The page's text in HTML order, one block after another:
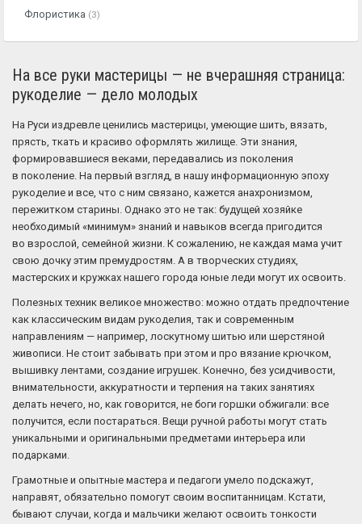
Флористика (3)
На все руки мастерицы — не вчерашняя страница:
рукоделие — дело молодых
На Руси издревле ценились мастерицы, умеющие шить, вязать,
прясть, ткать и красиво оформлять жилище. Эти знания,
формировавшиеся веками, передавались из поколения
в поколение. На первый взгляд, в нашу информационную эпоху
рукоделие и все, что с ним связано, кажется анахронизмом,
пережитком старины. Однако это не так: будущей хозяйке
необходимый «минимум» знаний и навыков всегда пригодится
во взрослой, семейной жизни. К сожалению, не каждая мама учит
свою дочку этим премудростям. А в творческих студиях,
мастерских и кружках нашего города юные леди могут их освоить.
Полезных техник великое множество: можно отдать предпочтение
как классическим видам рукоделия, так и современным
направлениям — например, лоскутному шитью или шерстяной
живописи. Не стоит забывать при этом и про вязание крючком,
вышивку лентами, создание игрушек. Конечно, без усидчивости,
внимательности, аккуратности и терпения на таких занятиях
делать нечего, но, как говорится, не боги горшки обжигали: все
получится, если постараться. Вещи ручной работы могут стать
уникальными и оригинальными предметами интерьера или
подарками.
Грамотные и опытные мастера и педагоги умело подскажут,
направят, обязательно помогут своим воспитанницам. Кстати,
бывают случаи, когда и мальчики желают освоить тонкости